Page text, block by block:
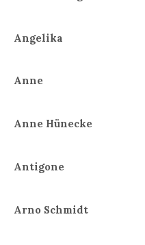
Angelika
Anne
Anne Hünecke
Antigone
Arno Schmidt